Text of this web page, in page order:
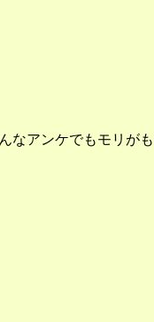
アンケでもモリが